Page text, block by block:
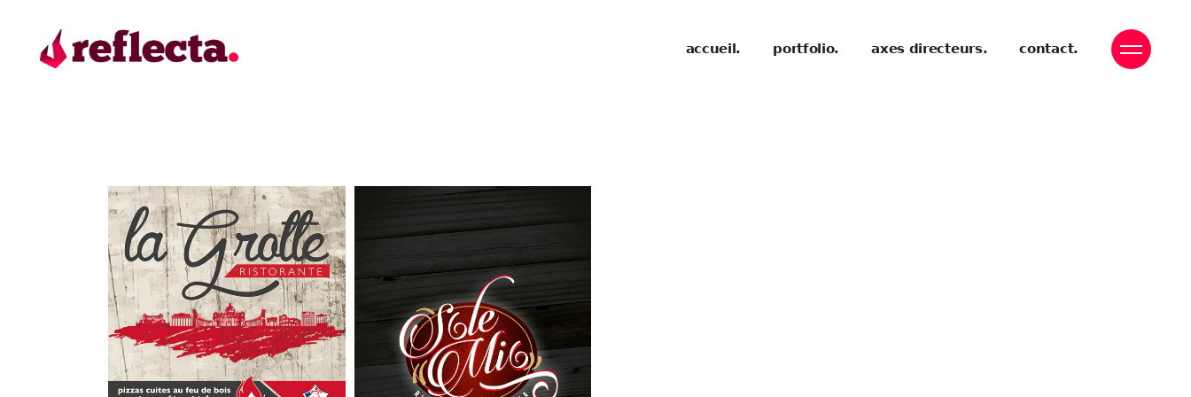
accueil. portfolio. axes directeurs. contact.